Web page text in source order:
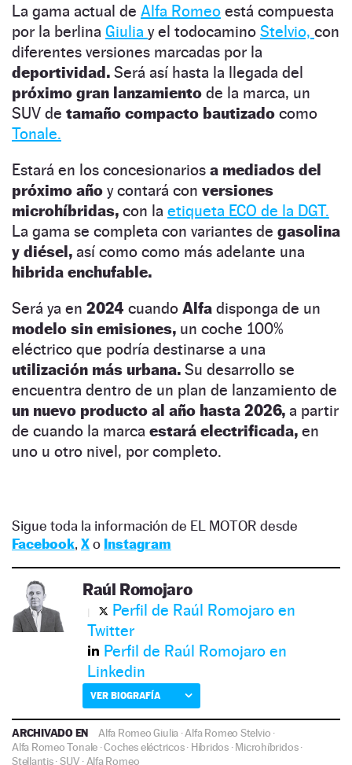
La gama actual de Alfa Romeo está compuesta
por la berlina Giulia y el todocamino Stelvio, con
diferentes versiones marcadas por la
deportividad. Será así hasta la llegada del
próximo gran lanzamiento de la marca, un
SUV de tamaño compacto bautizado como
Tonale.
Estará en los concesionarios a mediados del
próximo año y contará con versiones
microhíbridas, con la etiqueta ECO de la DGT.
La gama se completa con variantes de gasolina
y diésel, así como como más adelante una
hibrida enchufable.
Será ya en 2024 cuando Alfa disponga de un
modelo sin emisiones, un coche 100%
eléctrico que podría destinarse a una
utilización más urbana. Su desarrollo se
encuentra dentro de un plan de lanzamiento de
un nuevo producto al año hasta 2026, a partir
de cuando la marca estará electrificada, en
uno u otro nivel, por completo.
Sigue toda la información de EL MOTOR desde
Facebook, Xo Instagram
Raúl Romojaro
Perfil de Raúl Romojaro en
Twitter
Perfil de Raúl Romojaro en
Linkedin
VER BIOGRAFÍA
ARCHIVADO EN Alfa Romeo Giulia ·Alfa Romeo Stelvio ·
Alfa Romeo Tonale ·Coches eléctricos· Híbridos·Microhíbridos·
Stellantis·SUV · Alfa Romeo